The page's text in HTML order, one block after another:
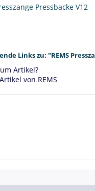
Pressbacke V12
Links zu: "REMS
Artikel?
von REMS